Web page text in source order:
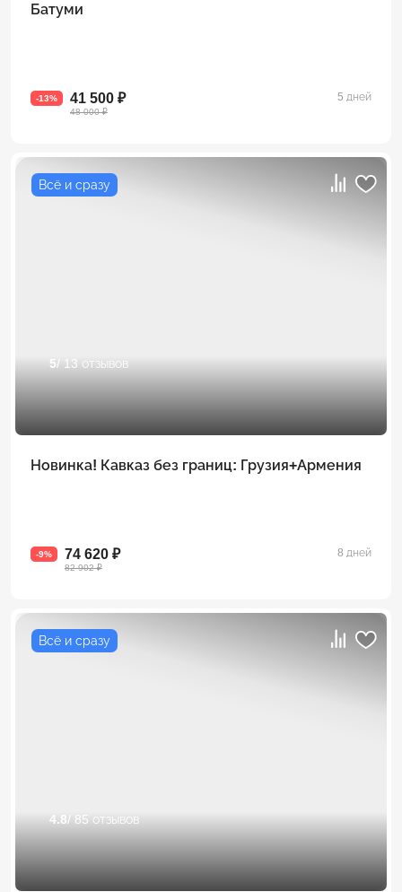
Батуми
-13% 41 500 ₽
48 000 ₽
5 дней
Всё и сразу
5/ 13 отзывов
Новинка! Кавказ без границ: Грузия+Армения
-9% 74 620 ₽
82 902 ₽
8 дней
Всё и сразу
4.8/ 85 отзывов